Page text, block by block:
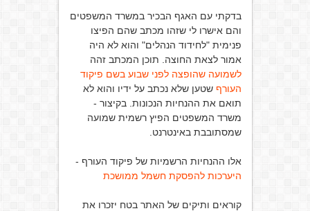
בדקתי עם האגף הבכיר במשרד המשפטים
והם אישרו לי שזהו מכתב שהם הפיצו
פנימית "לחידוד הנהלים" והוא לא היה
אמור לצאת החוצה. תוכן המכתב זהה
לשמועה שהופצה לפני שבוע בשם פיקוד
העורף שטען שלא נכתב על ידיו והוא לא
תואם את ההנחיות הנכונות. בקיצור -
משרד המשפטים הפיץ רשמית שמועה
שמסתובבת באינטרנט.
אלו ההנחיות הרשמיות של פיקוד העורף -
היערכות להפסקת חשמל ממושכת
קוראים ותיקים של האתר בטח יזכרו את